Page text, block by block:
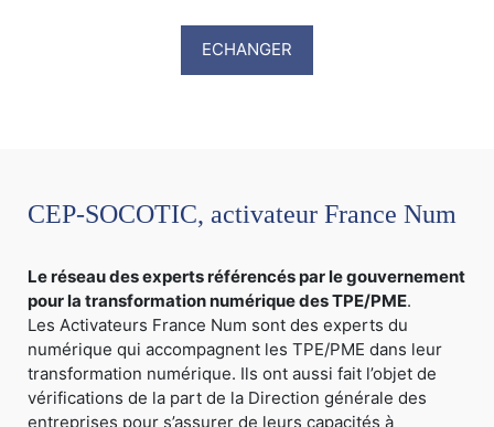
ECHANGER
CEP-SOCOTIC, activateur France Num
Le réseau des experts référencés par le gouvernement
pour la transformation numérique des TPE/PME.
Les Activateurs France Num sont des experts du
numérique qui accompagnent les TPE/PME dans leur
transformation numérique. Ils ont aussi fait l’objet de
vérifications de la part de la Direction générale des
entreprises pour s’assurer de leurs capacités à